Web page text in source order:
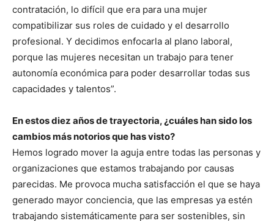
contratación, lo difícil que era para una mujer
compatibilizar sus roles de cuidado y el desarrollo
profesional. Y decidimos enfocarla al plano laboral,
porque las mujeres necesitan un trabajo para tener
autonomía económica para poder desarrollar todas sus
capacidades y talentos”.
En estos diez años de trayectoria, ¿cuáles han sido los
cambios más notorios que has visto?
Hemos logrado mover la aguja entre todas las personas y
organizaciones que estamos trabajando por causas
parecidas. Me provoca mucha satisfacción el que se haya
generado mayor conciencia, que las empresas ya estén
trabajando sistemáticamente para ser sostenibles, sin